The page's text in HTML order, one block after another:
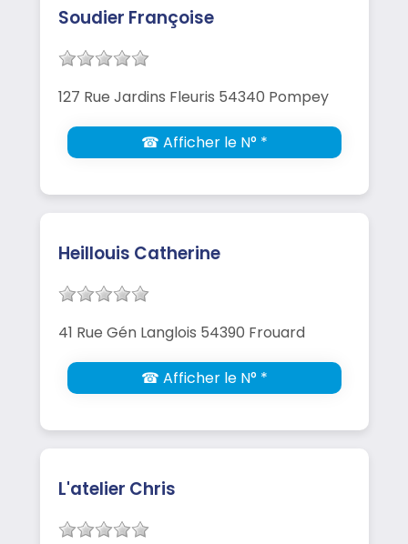
Soudier Françoise
127 Rue Jardins Fleuris 54340 Pompey
☎ Afficher le N° *
Heillouis Catherine
41 Rue Gén Langlois 54390 Frouard
☎ Afficher le N° *
L'atelier Chris